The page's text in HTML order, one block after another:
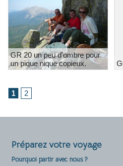
GR 20 un peu d'ombre pour
un pique nique copieux.
1 2
Préparez votre voyage
Pourquoi partir avec nous ?